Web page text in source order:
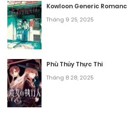
Chương 4
Tháng 9 28, 2025
Chương 3
Tháng 9 28, 2025
Chương 2
Tháng 9 28, 2025
Kowloon Generic
Tháng 9 25, 2025
Phù Thủy Thực Thi
Tháng 8 28, 2025